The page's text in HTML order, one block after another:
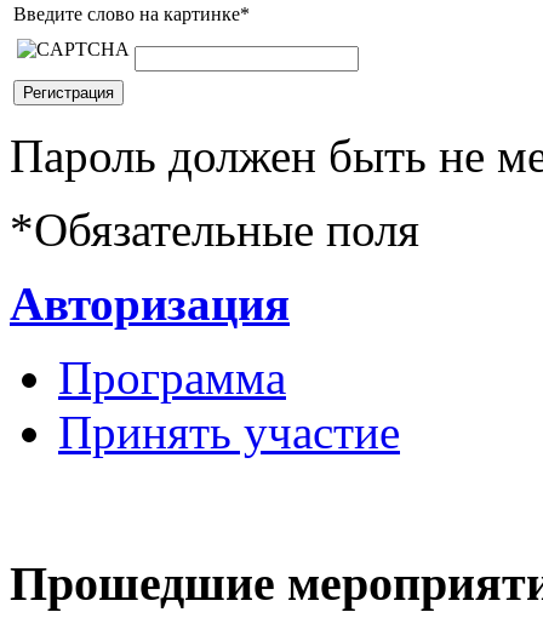
Введите слово на картинке*
Пароль должен быть не
*Обязательные поля
Авторизация
Программа
Принять участие
Прошедшие